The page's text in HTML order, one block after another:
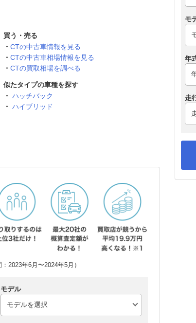
買う・売る
CTの中古車情報を見る
CTの中古車相場情報を見る
CTの買取相場を調べる
似たタイプの車種を探す
ハッチバック
ハイブリッド
2023年6月〜2024年5月）
モデル
モ
年
走